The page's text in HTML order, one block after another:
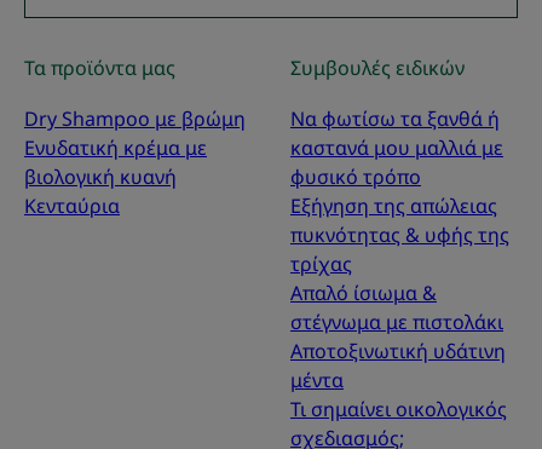
Τα προϊόντα μας
Dry Shampoo με βρώμη
Ενυδατική κρέμα με
βιολογική κυανή
Κενταύρια
Συμβουλές ειδικών
Να φωτίσω τα ξανθά ή
καστανά μου μαλλιά με
φυσικό τρόπο
Εξήγηση της απώλειας
πυκνότητας & υφής της
τρίχας
Απαλό ίσιωμα &
στέγνωμα με πιστολάκι
Αποτοξινωτική υδάτινη
μέντα
Τι σημαίνει οικολογικός
σχεδιασμός;